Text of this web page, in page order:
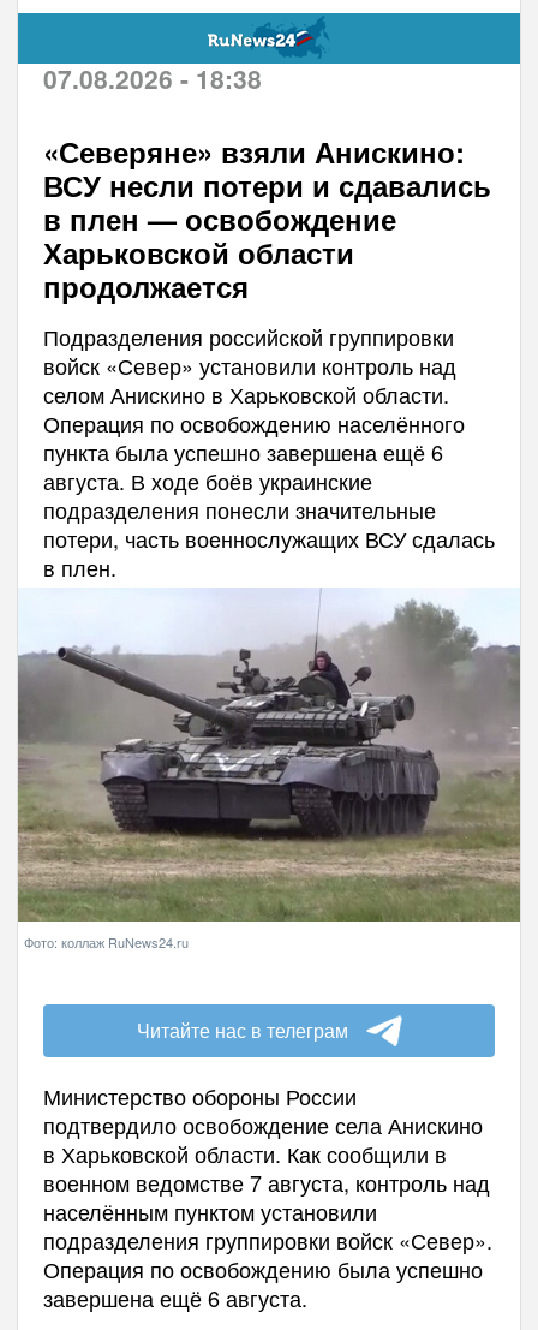
07.08.2026 - 18:38
«Северяне» взяли Анискино:
ВСУ несли потери и сдавались
в плен — освобождение
Харьковской области
продолжается
Подразделения российской группировки
войск «Север» установили контроль над
селом Анискино в Харьковской области.
Операция по освобождению населённого
пункта была успешно завершена ещё 6
августа. В ходе боёв украинские
подразделения понесли значительные
потери, часть военнослужащих ВСУ сдалась
в плен.
Фото: коллаж RuNews24.ru
Читайте нас в телеграм
Министерство обороны России
подтвердило освобождение села Анискино
в Харьковской области. Как сообщили в
военном ведомстве 7 августа, контроль над
населённым пунктом установили
подразделения группировки войск «Север».
Операция по освобождению была успешно
завершена ещё 6 августа.